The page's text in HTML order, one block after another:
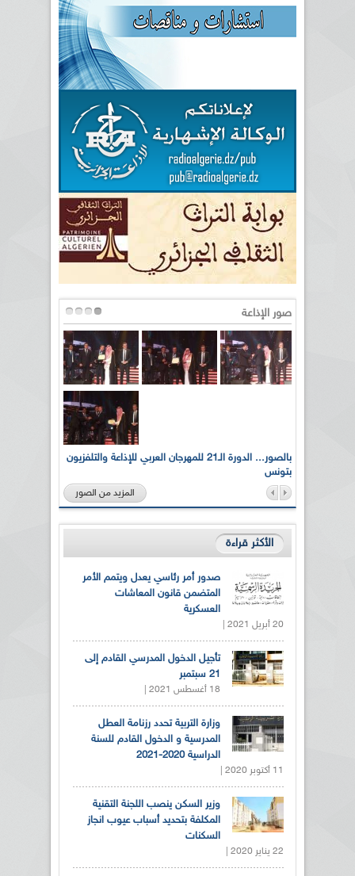
صور الإذاعة
بالصور... الدورة الـ21 للمهرجان العربي للإذاعة والتلفزيون
بتونس
المزيد من الصور
الأكثر قراءة
صدور أمر رئاسي يعدل ويتمم الأمر
المتضمن قانون المعاشات
العسكرية
20 أبريل 2021 |
تأجيل الدخول المدرسي القادم إلى
21 سبتمبر
18 أغسطس 2021 |
وزارة التربية تحدد رزنامة العطل
المدرسية و الدخول القادم للسنة
الدراسية 2020-2021
11 أكتوبر 2020 |
وزير السكن ينصب اللجنة التقنية
المكلفة بتحديد أسباب عيوب انجاز
السكنات
22 يناير 2020 |